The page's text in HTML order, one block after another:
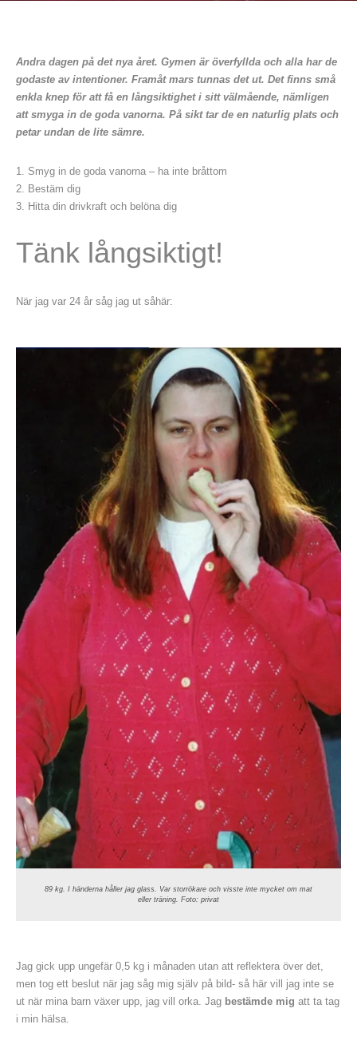
Andra dagen på det nya året. Gymen är överfyllda och alla har de
godaste av intentioner. Framåt mars tunnas det ut. Det finns små
enkla knep för att få en långsiktighet i sitt välmående, nämligen
att smyga in de goda vanorna. På sikt tar de en naturlig plats och
petar undan de lite sämre.
Smyg in de goda vanorna – ha inte bråttom
Bestäm dig
Hitta din drivkraft och belöna dig
Tänk långsiktigt!
När jag var 24 år såg jag ut såhär:
89 kg. I händerna håller jag glass. Var storrökare och visste inte mycket om mat
eller träning. Foto: privat
Jag gick upp ungefär 0,5 kg i månaden utan att reflektera över det,
men tog ett beslut när jag såg mig själv på bild- så här vill jag inte se
ut när mina barn växer upp, jag vill orka. Jag bestämde mig att ta tag
i min hälsa.